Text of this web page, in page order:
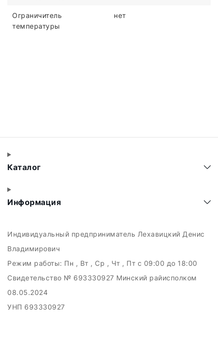
Ограничитель
температуры
нет
Каталог
Информация
Индивидуальный предприниматель Лехавицкий Денис
Владимирович
Режим работы: Пн , Вт , Ср , Чт , Пт c 09:00 до 18:00
Свидетельство № 693330927 Минский райисполком
08.05.2024
УНП 693330927